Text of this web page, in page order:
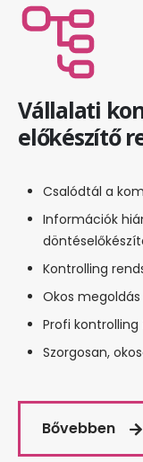
Vállalati
előkészítő
Csalódtál a
Információk
Kontrolling
Okos
Profi kontrolling
Szorgosan,
Bővebben